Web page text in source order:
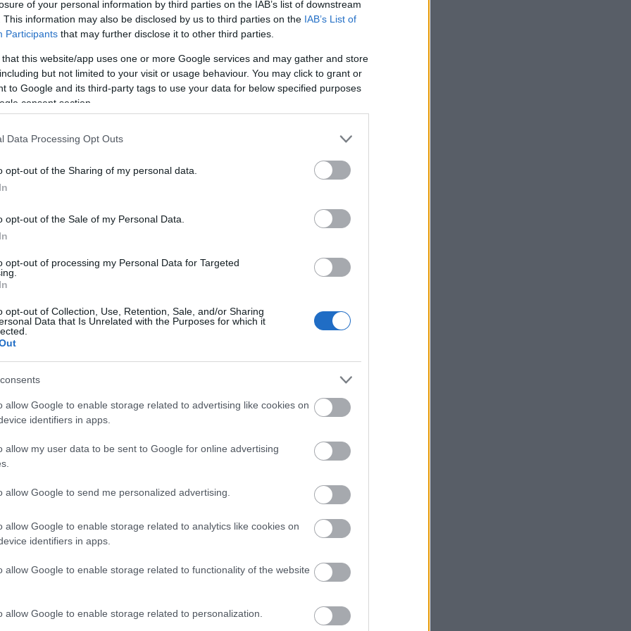
of your personal information by third parties on the IAB’s list of downstream
This information may also be disclosed by us to third parties on the IAB’s List of
Participants that may further disclose it to other third parties.
that this website/app uses one or more Google services and may gather and store
but not limited to your visit or usage behaviour. You may click to grant or
to Google and its third-party tags to use your data for below specified purposes
consent section.
Data Processing Opt Outs
opt-out of the Sharing of my personal data.
opt-out of the Sale of my Personal Data.
opt-out of processing my Personal Data for Targeted
opt-out of Collection, Use, Retention, Sale, and/or Sharing
Data that Is Unrelated with the Purposes for which it
allow Google to enable storage related to advertising like cookies on
identifiers in apps.
allow my user data to be sent to Google for online advertising
allow Google to send me personalized advertising.
allow Google to enable storage related to analytics like cookies on
identifiers in apps.
allow Google to enable storage related to functionality of the website
allow Google to enable storage related to personalization.
παίρνουν τις καλύτερες αποφάσεις για τη ζωή
βασίζονται στις 3 αρχές του “Παράδοξου του
από τιςλέξειςμας.
Δεν είναι περίεργο που πολλοί επαγγελματίες της
και σήμερα. Υπάρχει όμως ένα πρόβλημα: Όπως
είναι απλά λανθασμένος. Η σωστή κατανόηση
άμεση ώθηση στησυναισθηματική σου νοημοσύνη
σε πολλές δύσκολες αλλά σημαντικές
του κανόνα 7-